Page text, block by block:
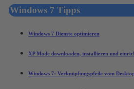
Windows 7 Tipps
Windows 7 Dienste optimieren
XP Mode downloaden, installieren und
Windows 7: Verknüpfungspfeile vom